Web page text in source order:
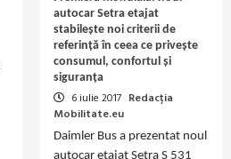
autocar Setra etajat
stabilește noi criterii de
referință în ceea ce privește
consumul, confortul și
siguranța
6 iulie 2017 Redacția
Mobilitate.eu
Daimler Bus a prezentat noul
autocar etajat Setra S 531